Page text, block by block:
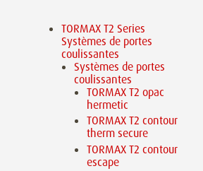
TORMAX T2 Series
Systèmes de portes
coulissantes
Systèmes de portes
coulissantes
TORMAX T2 opac
hermetic
TORMAX T2 contour
therm secure
TORMAX T2 contour
escape